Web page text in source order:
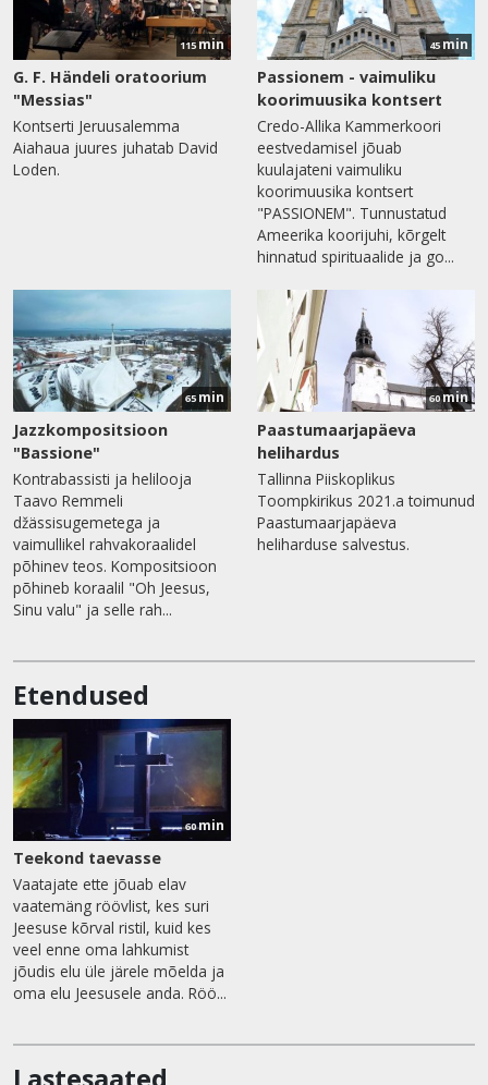
115min
G. F. Händeli oratoorium
"Messias"
Kontserti Jeruusalemma
Aiahaua juures juhatab David
Loden.
45min
Passionem - vaimuliku
koorimuusika kontsert
Credo-Allika Kammerkoori
eestvedamisel jõuab
kuulajateni vaimuliku
koorimuusika kontsert
"PASSIONEM". Tunnustatud
Ameerika koorijuhi, kõrgelt
hinnatud spirituaalide ja go...
65 min
Jazzkompositsioon
"Bassione"
Kontrabassisti ja helilooja
Taavo Remmeli
džässisugemetega ja
vaimullikel rahvakoraalidel
põhinev teos. Kompositsioon
põhineb koraalil "Oh Jeesus,
Sinu valu" ja selle rah...
60min
Paastumaarjapäeva
helihardus
Tallinna Piiskoplikus
Toompkirikus 2021.a toimunud
Paastumaarjapäeva
heliharduse salvestus.
Etendused
60min
Teekond taevasse
Vaatajate ette jõuab elav
vaatemäng röövlist, kes suri
Jeesuse kõrval ristil, kuid kes
veel enne oma lahkumist
jõudis elu üle järele mõelda ja
oma elu Jeesusele anda. Röö...